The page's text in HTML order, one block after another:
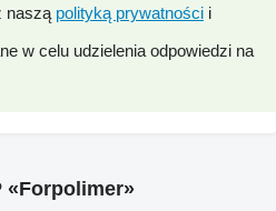
naszą polityką prywatności i
w celu udzielenia odpowiedzi na
«Forpolimer»